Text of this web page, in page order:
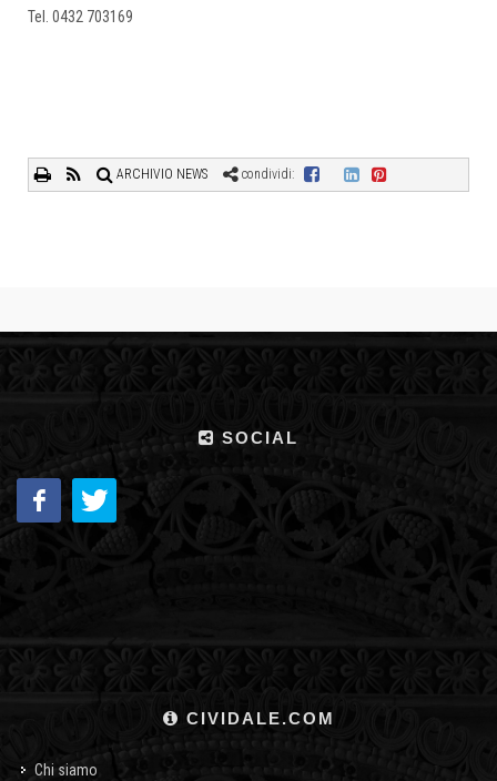
Tel. 0432 703169
ARCHIVIO NEWS condividi:
SOCIAL
CIVIDALE.COM
Chi siamo